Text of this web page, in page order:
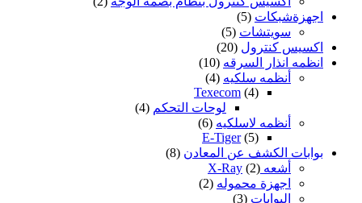
اجهزةشبكات (5)
سويتشات (5)
اكسيس كنترول (20)
انظمه انذار السرقه (10)
أنظمه سلكيه (4)
Texecom (4)
لوحات التحكم (4)
أنظمه لاسلكيه (6)
E-Tiger (5)
بوابات الكشف عن المعادن (8)
أشعه X-Ray (2)
اجهزة محموله (2)
البوابات (3)